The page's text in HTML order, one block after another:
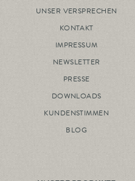
UNSER VERSPRECHEN
KONTAKT
IMPRESSUM
NEWSLETTER
PRESSE
DOWNLOADS
KUNDENSTIMMEN
BLOG